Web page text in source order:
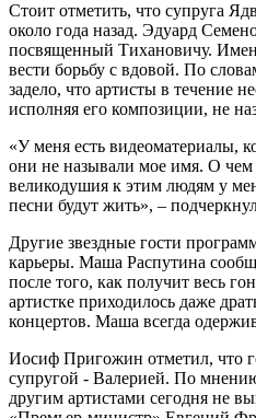
Стоит отметить, что супруга
около года назад. Эдуард
посвященный Тихановичу.
вести борьбу с вдовой. По
задело, что артисты в течение
исполняя его композиции, не
«У меня есть видеоматериалы,
они не называли мое имя. О чем
великодушия к этим людям у
песни будут жить», –
Другие звездные гости
карьеры. Маша Распутина
после того, как получит весь
артистке приходилось даже
концертов. Маша всегда
Иосиф Пригожин отметил, что
супругой - Валерией. По
другим артистами сегодня не